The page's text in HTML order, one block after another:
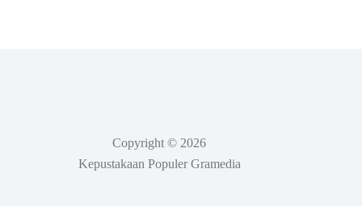
Copyright © 2026
Kepustakaan Populer Gramedia